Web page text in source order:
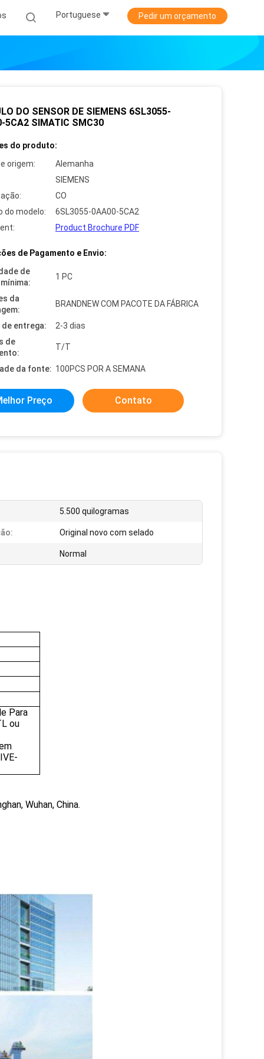
Portuguese Pedir um orçamento
DO SENSOR DE SIEMENS 6SL3055-
5CA2 SIMATIC SMC30
do produto:
origem:
Alemanha
SIEMENS
CO
do modelo:
6SL3055-0AA00-5CA2
Product Brochure PDF
de Pagamento e Envio:
de
1 PC
da
BRANDNEW COM PACOTE DA FÁBRICA
de entrega:
2-3 dias
de
T/T
da fonte: 100PCS POR A SEMANA
Preço Contato
5.500 quilogramas
Original novo com selado
Normal
Para
ou
Wuhan, China.